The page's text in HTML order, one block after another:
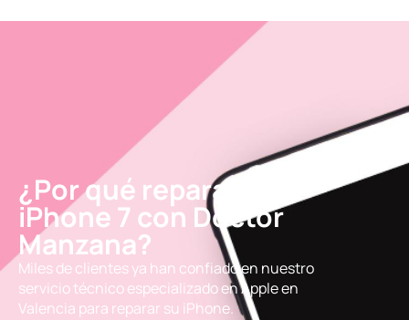
¿Por qué reparar el
iPhone 7 con Doctor
Manzana?
Miles de clientes ya han confiado en nuestro
servicio técnico especializado en Apple en
Valencia para reparar su iPhone.